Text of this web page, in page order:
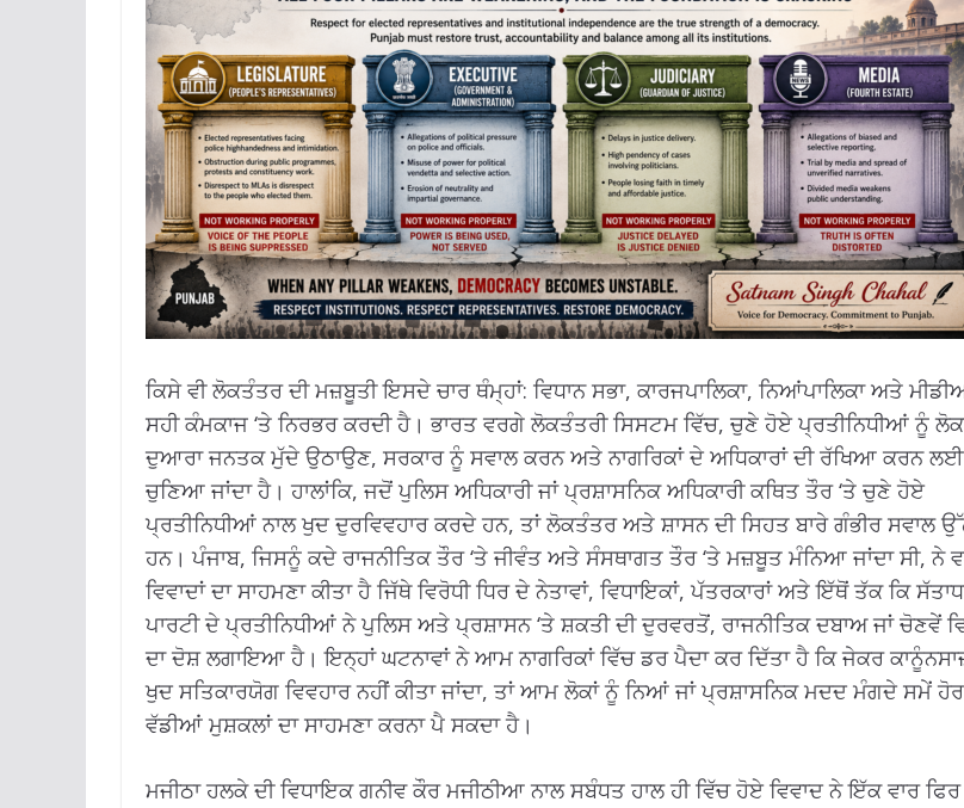
ਕਿਸੇ ਵੀ ਲੋਕਤੰਤਰ ਦੀ ਮਜ਼ਬੂਤੀ ਇਸਦੇ ਚਾਰ ਥੰਮ੍ਹਾਂ: ਵਿਧਾਨ ਸਭਾ, ਕਾਰਜਪਾਲਿਕਾ, ਨਿਆਂਪਾਲਿਕਾ ਅਤੇ
ਸਹੀ ਕੰਮਕਾਜ ‘ਤੇ ਨਿਰਭਰ ਕਰਦੀ ਹੈ। ਭਾਰਤ ਵਰਗੇ ਲੋਕਤੰਤਰੀ ਸਿਸਟਮ ਵਿੱਚ, ਚੁਣੇ ਹੋਏ ਪ੍ਰਤੀਨਿਧੀਆਂ ਨੂੰ
ਦੁਆਰਾ ਜਨਤਕ ਮੁੱਦੇ ਉਠਾਉਣ, ਸਰਕਾਰ ਨੂੰ ਸਵਾਲ ਕਰਨ ਅਤੇ ਨਾਗਰਿਕਾਂ ਦੇ ਅਧਿਕਾਰਾਂ ਦੀ ਰੱਖਿਆ ਕਰਨ ਲਈ
ਚੁਣਿਆ ਜਾਂਦਾ ਹੈ। ਹਾਲਾਂਕਿ, ਜਦੋਂ ਪੁਲਿਸ ਅਧਿਕਾਰੀ ਜਾਂ ਪ੍ਰਸ਼ਾਸਨਿਕ ਅਧਿਕਾਰੀ ਕਥਿਤ ਤੌਰ ‘ਤੇ ਚੁਣੇ ਹੋਏ
ਪ੍ਰਤੀਨਿਧੀਆਂ ਨਾਲ ਖੁਦ ਦੁਰਵਿਵਹਾਰ ਕਰਦੇ ਹਨ, ਤਾਂ ਲੋਕਤੰਤਰ ਅਤੇ ਸ਼ਾਸਨ ਦੀ ਸਿਹਤ ਬਾਰੇ ਗੰਭੀਰ ਸਵਾਲ
ਹਨ। ਪੰਜਾਬ, ਜਿਸਨੂੰ ਕਦੇ ਰਾਜਨੀਤਿਕ ਤੌਰ ‘ਤੇ ਜੀਵੰਤ ਅਤੇ ਸੰਸਥਾਗਤ ਤੌਰ ‘ਤੇ ਮਜ਼ਬੂਤ ​​ਮੰਨਿਆ ਜਾਂਦਾ ਸੀ, ਨੇ
ਵਿਵਾਦਾਂ ਦਾ ਸਾਹਮਣਾ ਕੀਤਾ ਹੈ ਜਿੱਥੇ ਵਿਰੋਧੀ ਧਿਰ ਦੇ ਨੇਤਾਵਾਂ, ਵਿਧਾਇਕਾਂ, ਪੱਤਰਕਾਰਾਂ ਅਤੇ ਇੱਥੋਂ ਤੱਕ ਕਿ
ਪਾਰਟੀ ਦੇ ਪ੍ਰਤੀਨਿਧੀਆਂ ਨੇ ਪੁਲਿਸ ਅਤੇ ਪ੍ਰਸ਼ਾਸਨ ‘ਤੇ ਸ਼ਕਤੀ ਦੀ ਦੁਰਵਰਤੋਂ, ਰਾਜਨੀਤਿਕ ਦਬਾਅ ਜਾਂ ਚੋਣਵੇਂ
ਦਾ ਦੋਸ਼ ਲਗਾਇਆ ਹੈ। ਇਨ੍ਹਾਂ ਘਟਨਾਵਾਂ ਨੇ ਆਮ ਨਾਗਰਿਕਾਂ ਵਿੱਚ ਡਰ ਪੈਦਾ ਕਰ ਦਿੱਤਾ ਹੈ ਕਿ ਜੇਕਰ
ਖੁਦ ਸਤਿਕਾਰਯੋਗ ਵਿਵਹਾਰ ਨਹੀਂ ਕੀਤਾ ਜਾਂਦਾ, ਤਾਂ ਆਮ ਲੋਕਾਂ ਨੂੰ ਨਿਆਂ ਜਾਂ ਪ੍ਰਸ਼ਾਸਨਿਕ ਮਦਦ ਮੰਗਦੇ ਸਮੇਂ ਹੋਰ
ਵੱਡੀਆਂ ਮੁਸ਼ਕਲਾਂ ਦਾ ਸਾਹਮਣਾ ਕਰਨਾ ਪੈ ਸਕਦਾ ਹੈ।
ਮਜੀਠਾ ਹਲਕੇ ਦੀ ਵਿਧਾਇਕ ਗਨੀਵ ਕੌਰ ਮਜੀਠੀਆ ਨਾਲ ਸਬੰਧਤ ਹਾਲ ਹੀ ਵਿੱਚ ਹੋਏ ਵਿਵਾਦ ਨੇ ਇੱਕ ਵਾਰ